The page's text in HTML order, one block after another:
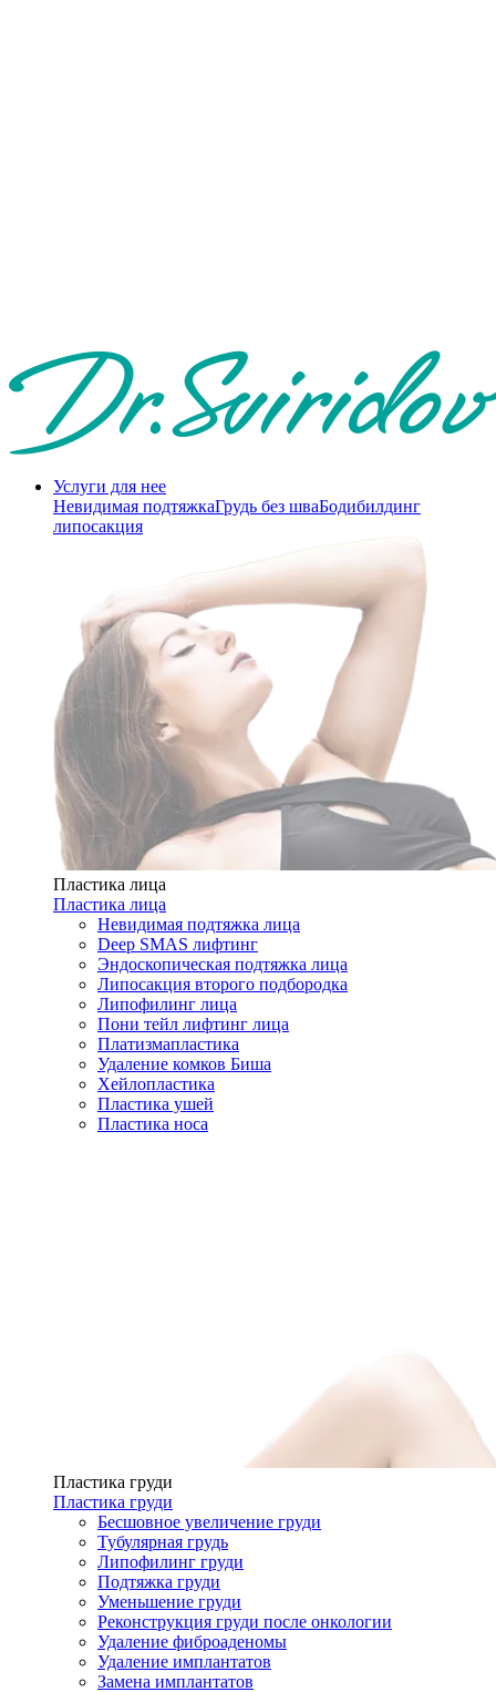
Услуги для нее
Невидимая подтяжкаГрудь без шваБодибилдинг
липосакция
Пластика лица
Пластика лица
Невидимая подтяжка лица
Deep SMAS лифтинг
Эндоскопическая подтяжка лица
Липосакция второго подбородка
Липофилинг лица
Пони тейл лифтинг лица
Платизмапластика
Удаление комков Биша
Хейлопластика
Пластика ушей
Пластика носа
Пластика груди
Пластика груди
Бесшовное увеличение груди
Тубулярная грудь
Липофилинг груди
Подтяжка груди
Уменьшение груди
Реконструкция груди после онкологии
Удаление фиброаденомы
Удаление имплантатов
Замена имплантатов